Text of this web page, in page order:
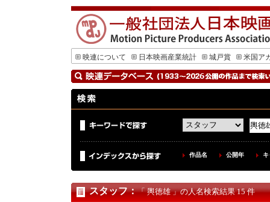
映連について 日本映画産業統計 城戸賞 米国ア
作品名 公開年
スタッフ：「 輿徳雄 」の人名検索結果 15 件